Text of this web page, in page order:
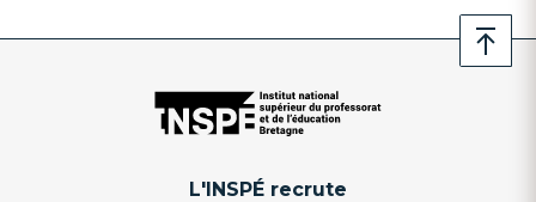
L'INSPÉ recrute